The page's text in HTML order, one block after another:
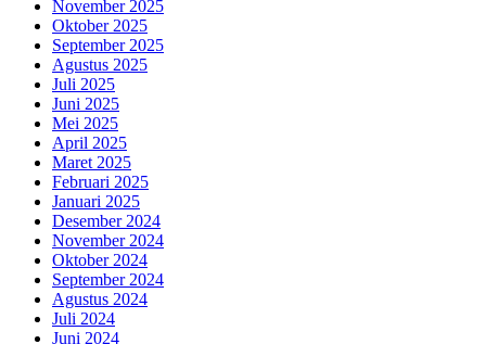
November 2025
Oktober 2025
September 2025
Agustus 2025
Juli 2025
Juni 2025
Mei 2025
April 2025
Maret 2025
Februari 2025
Januari 2025
Desember 2024
November 2024
Oktober 2024
September 2024
Agustus 2024
Juli 2024
Juni 2024